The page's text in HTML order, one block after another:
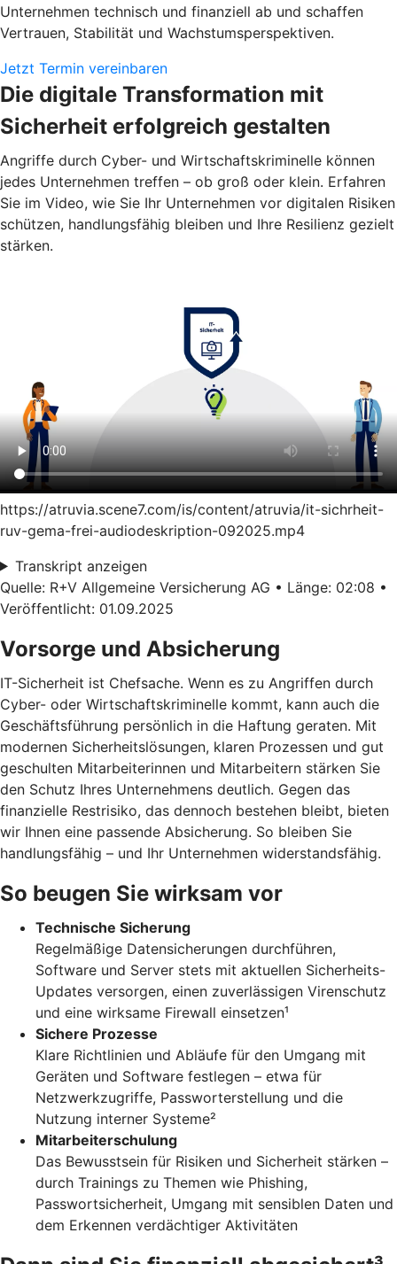
Unternehmen technisch und finanziell ab und schaffen
Vertrauen, Stabilität und Wachstumsperspektiven.
Jetzt Termin vereinbaren
Die digitale Transformation mit
Sicherheit erfolgreich gestalten
Angriffe durch Cyber- und Wirtschaftskriminelle können
jedes Unternehmen treffen – ob groß oder klein. Erfahren
Sie im Video, wie Sie Ihr Unternehmen vor digitalen Risiken
schützen, handlungsfähig bleiben und Ihre Resilienz gezielt
stärken.
https://atruvia.scene7.com/is/content/atruvia/it-sichrheit-
ruv-gema-frei-audiodeskription-092025.mp4
Transkript anzeigen
Quelle: R+V Allgemeine Versicherung AG • Länge: 02:08 •
Veröffentlicht: 01.09.2025
Vorsorge und Absicherung
IT-Sicherheit ist Chefsache. Wenn es zu Angriffen durch
Cyber- oder Wirtschaftskriminelle kommt, kann auch die
Geschäftsführung persönlich in die Haftung geraten. Mit
modernen Sicherheitslösungen, klaren Prozessen und gut
geschulten Mitarbeiterinnen und Mitarbeitern stärken Sie
den Schutz Ihres Unternehmens deutlich. Gegen das
finanzielle Restrisiko, das dennoch bestehen bleibt, bieten
wir Ihnen eine passende Absicherung. So bleiben Sie
handlungsfähig – und Ihr Unternehmen widerstandsfähig.
So beugen Sie wirksam vor
Technische Sicherung
Regelmäßige Datensicherungen durchführen,
Software und Server stets mit aktuellen Sicherheits-
Updates versorgen, einen zuverlässigen Virenschutz
und eine wirksame Firewall einsetzen¹
Sichere Prozesse
Klare Richtlinien und Abläufe für den Umgang mit
Geräten und Software festlegen – etwa für
Netzwerkzugriffe, Passworterstellung und die
Nutzung interner Systeme²
Mitarbeiterschulung
Das Bewusstsein für Risiken und Sicherheit stärken –
durch Trainings zu Themen wie Phishing,
Passwortsicherheit, Umgang mit sensiblen Daten und
dem Erkennen verdächtiger Aktivitäten